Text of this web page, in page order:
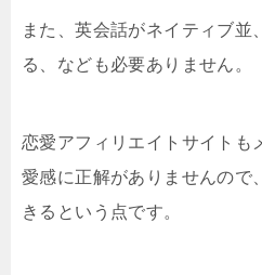
また、英会話がネイティブ並
る、なども必要ありません。
恋愛アフィリエイトサイトも
愛感に正解がありませんので
きるという点です。